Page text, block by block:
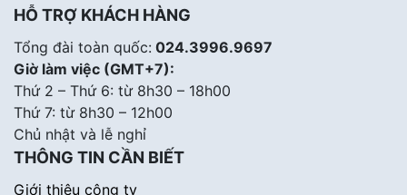
HỖ TRỢ KHÁCH HÀNG
Tổng đài toàn quốc: 024.3996.9697
Giờ làm việc (GMT+7):
Thứ 2 – Thứ 6: từ 8h30 – 18h00
Thứ 7: từ 8h30 – 12h00
Chủ nhật và lễ nghỉ
THÔNG TIN CẦN BIẾT
Giới thiệu công ty